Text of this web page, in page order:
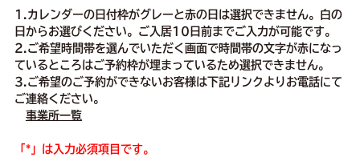
1.カレンダーの日付枠がグレーと赤の日は選択できません。白の
日からお選びください。ご入居10日前までご入力が可能です。
2.ご希望時間帯を選んでいただく画面で時間帯の文字が赤になっ
ているところはご予約枠が埋まっているため選択できません。
3.ご希望のご予約ができないお客様は下記リンクよりお電話にて
ご連絡ください。
事業所一覧
「*」は入力必須項目です。